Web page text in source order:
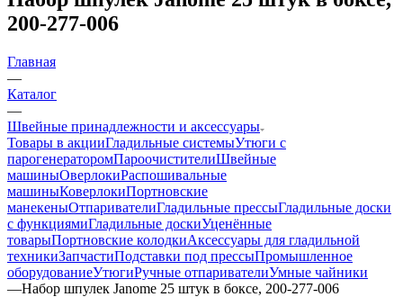
200-277-006
Главная
—
Каталог
—
Швейные принадлежности и аксессуары
Товары в акцииГладильные системыУтюги с
парогенераторомПароочистителиШвейные
машиныОверлокиРаспошивальные
машиныКоверлокиПортновские
манекеныОтпаривателиГладильные прессыГладильные доски
с функциямиГладильные доскиУценённые
товарыПортновские колодкиАксессуары для гладильной
техникиЗапчастиПодставки под прессыПромышленное
оборудованиеУтюгиРучные отпаривателиУмные чайники
—Набор шпулек Janome 25 штук в боксе, 200-277-006